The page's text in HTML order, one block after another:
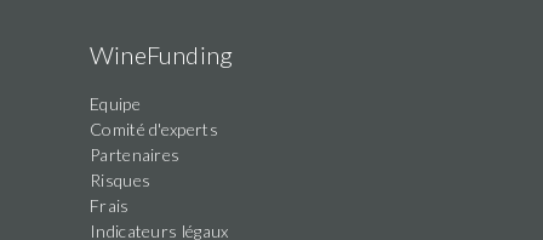
WineFunding
Equipe
Comité d'experts
Partenaires
Risques
Frais
Indicateurs légaux